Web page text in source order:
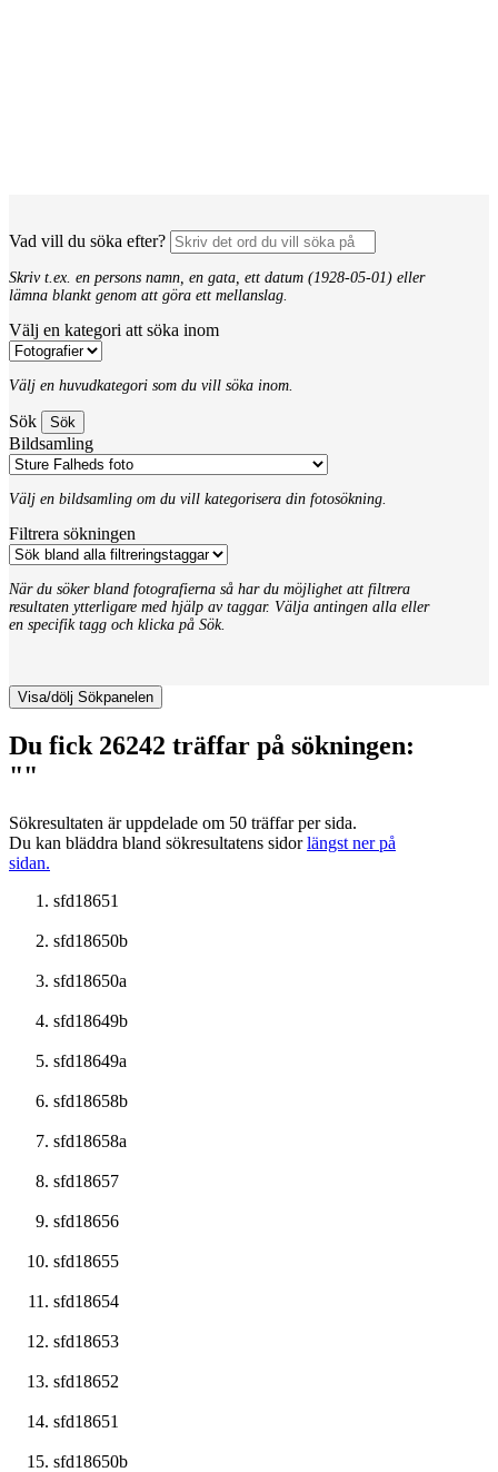
Vad vill du söka efter?
Skriv t.ex. en persons namn, en gata, ett datum (1928-05-01) eller
lämna blankt genom att göra ett mellanslag.
Välj en kategori att söka inom
Välj en huvudkategori som du vill söka inom.
Sök
Bildsamling
Välj en bildsamling om du vill kategorisera din fotosökning.
Filtrera sökningen
När du söker bland fotografierna så har du möjlighet att filtrera
resultaten ytterligare med hjälp av taggar. Välja antingen alla eller
en specifik tagg och klicka på Sök.
Visa/dölj Sökpanelen
Du fick 26242 träffar på sökningen:
""
Sökresultaten är uppdelade om 50 träffar per sida.
Du kan bläddra bland sökresultatens sidorlängst ner på
sidan.
sfd18651
sfd18650b
sfd18650a
sfd18649b
sfd18649a
sfd18658b
sfd18658a
sfd18657
sfd18656
sfd18655
sfd18654
sfd18653
sfd18652
sfd18651
sfd18650b